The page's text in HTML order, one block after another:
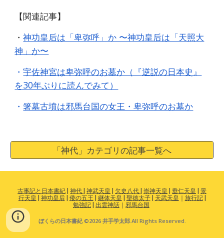
【関連記事】
・神功皇后は「卑弥呼」か 〜神功皇后は「天照大
神」か〜
・宇佐神宮は卑弥呼のお墓か（『逆説の日本史』
を30年ぶりに読んでみて）
・箸墓古墳は邪馬台国の女王・卑弥呼のお墓か
「神代」カテゴリの記事一覧へ
古事記と日本書紀| 神代| 神武天皇 | 欠史八代| 崇神天皇 | 垂仁天皇 | 景
行天皇 | 神功皇后| 倭の五王 | 継体天皇 | 聖徳太子 | 天武天皇 ｜ 旅行記|
勉強記| 出雲神話 ｜ 邪馬台国
ぼくらの日本書紀 ©2026 井手学太郎.All Rights Reserved.